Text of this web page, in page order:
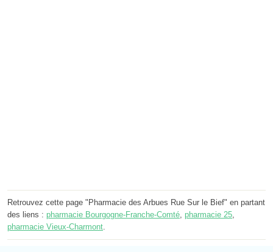
Retrouvez cette page "Pharmacie des Arbues Rue Sur le Bief" en partant
des liens : pharmacie Bourgogne-Franche-Comté, pharmacie 25,
pharmacie Vieux-Charmont.